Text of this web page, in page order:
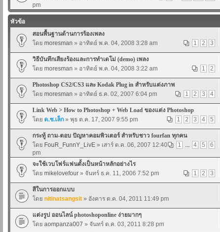
pm
หัวข้อ
สอนพื้นฐานด้านการร้องเพลง
1
2 3
โดย moresman » อาทิตย์ พ.ค. 04, 2008 3:28 am
วิธีบันทึกเสียงร้องและการทำเดโม่ (demo) เพลง
1
2
โดย moresman » อาทิตย์ พ.ค. 04, 2008 3:22 am
Photoshop CS2/CS3 และ Kodak Plug in สำหรับแต่งภาพ
1
2 3 4
โดย moresman » อาทิตย์ ธ.ค. 02, 2007 6:04 pm
Link Web > How to Photoshop + Web Load ของแต่ง Photoshop
1
2 3 4 5
โดย ด.ช.เล็ก » พุธ ต.ค. 17, 2007 9:55 pm
กระทู้ ถาม-ตอบ ปัญหาคอมพิวเตอร์ สำหรับชาว fourfan ทุกคน
1
... 4 5 6
โดย FouR_FunnY_LivE » เสาร์ ต.ค. 06, 2007 12:40
pm
จะใช้เวบโฟร์แฟนตั้งเป็นหน้าหลักอย่างไร
1
2 3
โดย mikelovefour » จันทร์ ธ.ค. 11, 2006 7:52 pm
สีในการออกแบบ
โดย nitinatsangsit » อังคาร ต.ค. 04, 2011 11:49 pm
แต่งรูป ออนไลน์ photoshoponline ง่ายมากๆ
โดย aompanza007 » จันทร์ ต.ค. 03, 2011 8:28 pm